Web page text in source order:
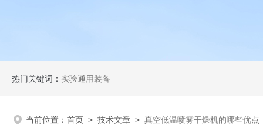
热门关键词： 实验通用装备
当前位置： 首页 > 技术文章 > 真空低温喷雾干燥机的哪些优点